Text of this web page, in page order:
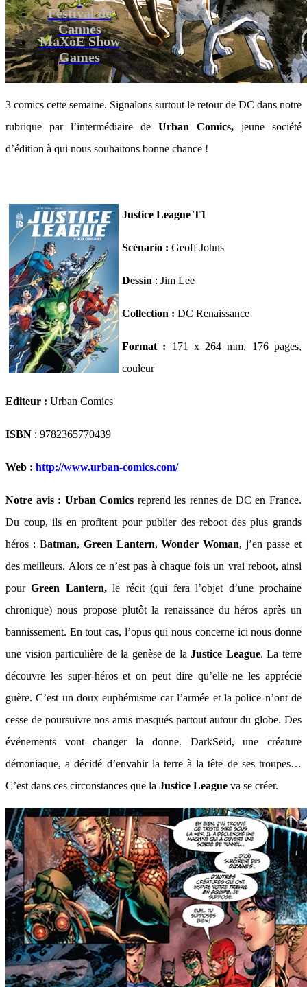
Festival de
Cannes
MaXoE Show
Games
3 comics cette semaine. Signalons surtout le retour de DC dans notre
rubrique par l’intermédiaire de Urban Comics, jeune société
d’édition à qui nous souhaitons bonne chance !
Justice League T1
Scénario : Geoff Johns
Dessin : Jim Lee
Collection : DC Renaissance
Format : 171 x 264 mm, 176 pages,
couleur
Editeur : Urban Comics
ISBN : 9782365770439
Web : http://www.urban-comics.com/
Notre avis : Urban Comics reprend les rennes de DC en France.
Du coup, ils en profitent pour publier des reboot des plus grands
héros : Batman, Green Lantern,Wonder Woman, j’en passe et
des meilleurs. Alors ce n’est pas à chaque fois un vrai reboot, ainsi
pourGreen Lantern,le récit (qui fera l’objet d’une prochaine
chronique) nous propose plutôt la renaissance du héros après un
bannissement. En tout cas, l’opus qui nous concerne ici nous donne
une vision particulière de la genèse de laJustice League. La terre
découvre les super-héros et on peut dire qu’elle ne les apprécie
guère. C’est un doux euphémisme car l’armée et la police n’ont de
cesse de poursuivre nos amis masqués partout autour du globe. Des
événements vont changer la donne. DarkSeid, une créature
démoniaque, a décidé d’envahir la terre à la tête de ses troupes…
C’est dans ces circonstances que la Justice League va se créer.